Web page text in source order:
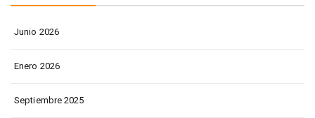
Junio 2026
Enero 2026
Septiembre 2025